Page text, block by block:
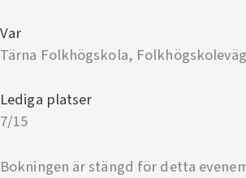
Var
Tärna Folkhögskola,
Lediga platser
7/15
Bokningen är stängd för detta